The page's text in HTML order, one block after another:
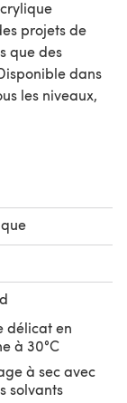
projets de
que des
dans
les niveaux,
délicat en
à 30°C
à sec avec
solvants